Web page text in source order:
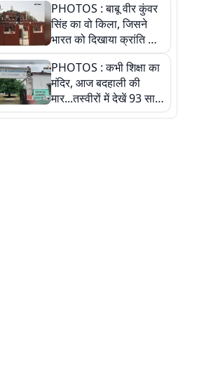
PHOTOS : बाबू वीर कुंवर
सिंह का वो किला, जिसने
भारत को दिखाया क्रांति का
रास्ता: तस्वीरों में देखिए
PHOTOS : कभी शिक्षा का
मंदिर, आज बदहाली की
मार...तस्वीरों में देखें 93 साल
पुराने इस हाई स्कूल की